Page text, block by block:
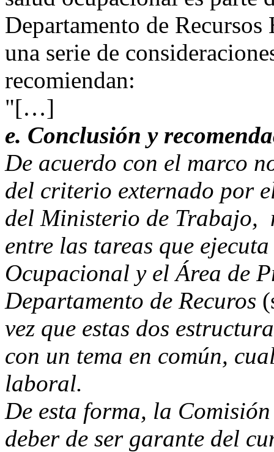
Departamento de
una serie de
recomiendan:
"[…]
e. Conclusión y
De acuerdo con el marco
del criterio externado por
del Ministerio de Trabajo,
entre las tareas que
Ocupacional y el Área de
Departamento de Recuros
vez que estas dos
con un tema en común,
laboral.
De esta forma, la
deber de ser garante del